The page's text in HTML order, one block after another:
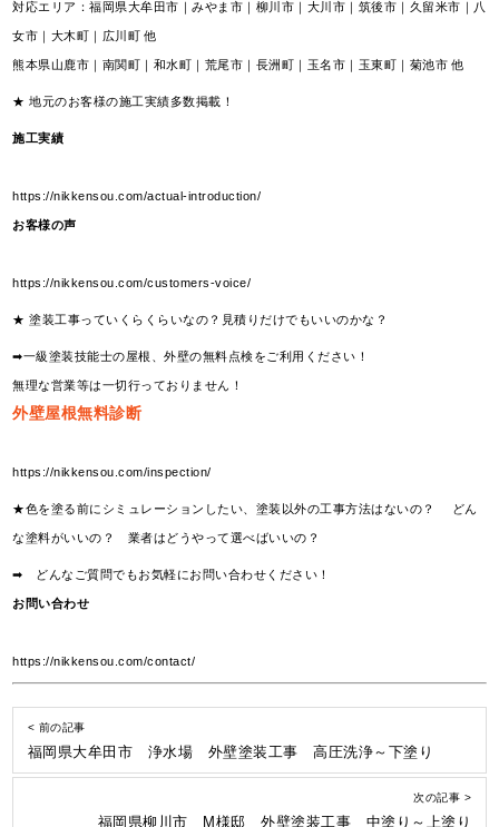
対応エリア：福岡県大牟田市｜みやま市｜柳川市｜大川市｜筑後市｜久留米市｜八
女市｜大木町｜広川町 他
熊本県山鹿市｜南関町｜和水町｜荒尾市｜長洲町｜玉名市｜玉東町｜菊池市 他
★ 地元のお客様の施工実績多数掲載！
施工実績
https://nikkensou.com/actual-introduction/
お客様の声
https://nikkensou.com/customers-voice/
★ 塗装工事っていくらくらいなの？見積りだけでもいいのかな？
➡一級塗装技能士の屋根、外壁の無料点検をご利用ください！
無理な営業等は一切行っておりません！
外壁屋根無料診断
https://nikkensou.com/inspection/
★色を塗る前にシミュレーションしたい、塗装以外の工事方法はないの？ どん
な塗料がいいの？ 業者はどうやって選べばいいの？
➡ どんなご質問でもお気軽にお問い合わせください！
お問い合わせ
https://nikkensou.com/contact/
< 前の記事
福岡県大牟田市 浄水場 外壁塗装工事 高圧洗浄～下塗り
次の記事 >
福岡県柳川市 M様邸 外壁塗装工事 中塗り～上塗り